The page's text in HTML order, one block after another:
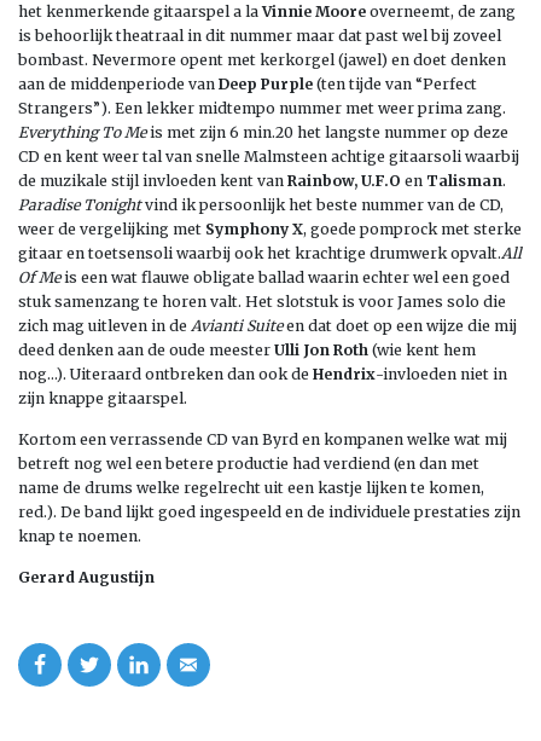
het kenmerkende gitaarspel a laVinnie Moore overneemt, de zang
is behoorlijk theatraal in dit nummer maar dat past wel bij zoveel
bombast. Nevermore opent met kerkorgel (jawel) en doet denken
aan de middenperiode van Deep Purple (ten tijde van “Perfect
Strangers”). Een lekker midtempo nummer met weer prima zang.
Everything To Meis met zijn 6 min.20 het langste nummer op deze
CD en kent weer tal van snelle Malmsteen achtige gitaarsoli waarbij
de muzikale stijl invloeden kent van Rainbow, U.F.O en Talisman.
Paradise Tonightvind ik persoonlijk het beste nummer van de CD,
weer de vergelijking met Symphony X, goede pomprock met sterke
gitaar en toetsensoli waarbij ook het krachtige drumwerk opvalt.All
Of Meis een wat flauwe obligate ballad waarin echter wel een goed
stuk samenzang te horen valt. Het slotstuk is voor James solo die
zich mag uitleven in de Avianti Suiteen dat doet op een wijze die mij
deed denken aan de oude meester Ulli Jon Roth (wie kent hem
nog…). Uiteraard ontbreken dan ook de Hendrix-invloeden niet in
zijn knappe gitaarspel.
Kortom een verrassende CD van Byrd en kompanen welke wat mij
betreft nog wel een betere productie had verdiend (en dan met
name de drums welke regelrecht uit een kastje lijken te komen,
red.). De band lijkt goed ingespeeld en de individuele prestaties zijn
knap te noemen.
Gerard Augustijn